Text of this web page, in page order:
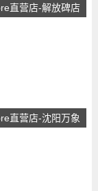
直营店-解放碑店
直营店-沈阳万象